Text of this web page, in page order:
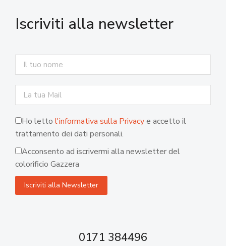
Iscriviti alla newsletter
Ho letto l'informativa sulla Privacye accetto il
trattamento dei dati personali.
Acconsento ad iscrivermi alla newsletter del
colorificio Gazzera
0171 384496